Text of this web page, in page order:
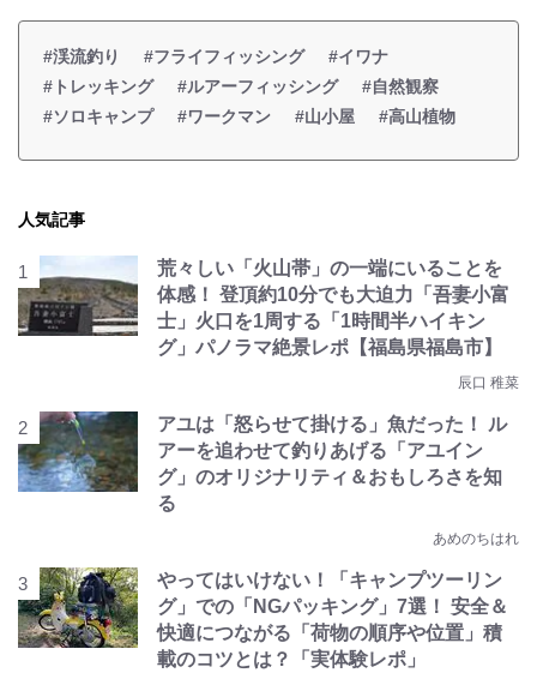
#渓流釣り #フライフィッシング
#イワナ
#トレッキング
#ルアーフィッシング
#自然観察
#ソロキャンプ
#ワークマン #山小屋 #高山植物
人気記事
荒々しい「火山帯」の一端にいることを
体感！ 登頂約10分でも大迫力「吾妻小富
士」火口を1周する「1時間半ハイキン
グ」パノラマ絶景レポ【福島県福島市】
辰口 稚菜
アユは「怒らせて掛ける」魚だった！ ル
アーを追わせて釣りあげる「アユイン
グ」のオリジナリティ＆おもしろさを知
る
あめのちはれ
やってはいけない！「キャンプツーリン
グ」での「NGパッキング」7選！ 安全＆
快適につながる「荷物の順序や位置」積
載のコツとは？「実体験レポ」